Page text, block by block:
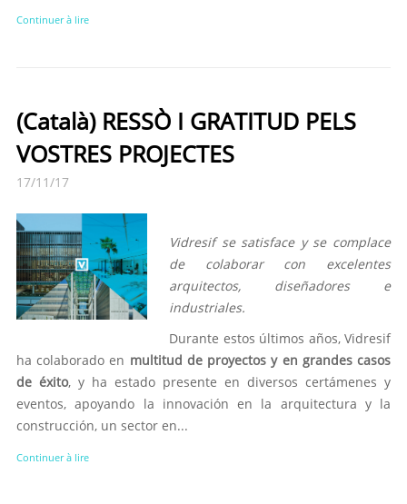
Continuer à lire
(Català) RESSÒ I GRATITUD PELS
VOSTRES PROJECTES
17/11/17
Vidresif se satisface y se complace
de colaborar con excelentes
arquitectos, diseñadores e
industriales.
Durante estos últimos años, Vidresif
ha colaborado en multitud de proyectos y en grandes casos
de éxito, y ha estado presente en diversos certámenes y
eventos, apoyando la innovación en la arquitectura y la
construcción, un sector en...
Continuer à lire